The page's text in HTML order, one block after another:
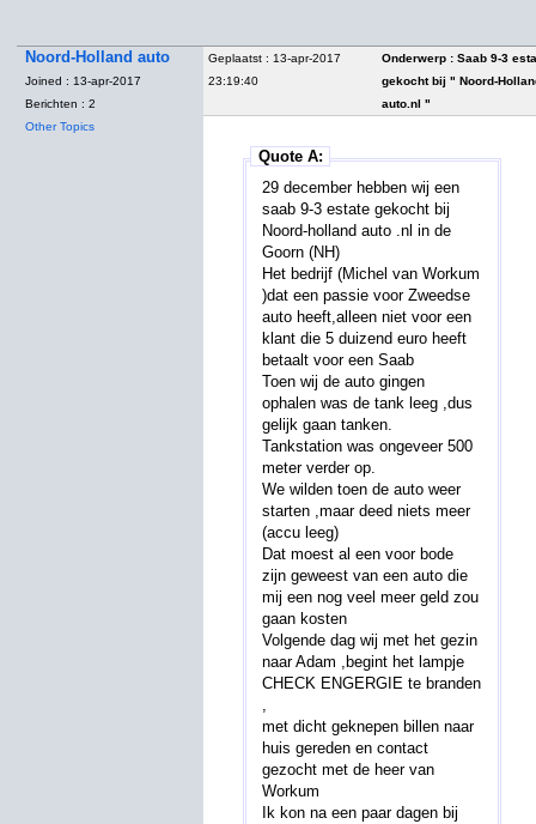
Noord-Holland auto
Joined : 13-apr-2017
Berichten : 2
Other Topics
Geplaatst : 13-apr-2017
23:19:40
Onderwerp :Saab 9-3
gekocht bij " Noord-
auto.nl "
Quote A:
29 december hebben wij een
saab 9-3 estate gekocht bij
Noord-holland auto .nl in de
Goorn (NH)
Het bedrijf (Michel van Workum
)dat een passie voor Zweedse
auto heeft,alleen niet voor een
klant die 5 duizend euro heeft
betaalt voor een Saab
Toen wij de auto gingen
ophalen was de tank leeg ,dus
gelijk gaan tanken.
Tankstation was ongeveer 500
meter verder op.
We wilden toen de auto weer
starten ,maar deed niets meer
(accu leeg)
Dat moest al een voor bode
zijn geweest van een auto die
mij een nog veel meer geld zou
gaan kosten
Volgende dag wij met het gezin
naar Adam ,begint het lampje
CHECK ENGERGIE te branden
,
met dicht geknepen billen naar
huis gereden en contact
gezocht met de heer van
Workum
Ik kon na een paar dagen bij